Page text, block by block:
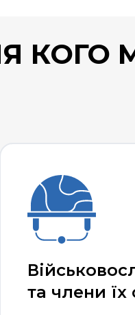
КОГО
та члени їх